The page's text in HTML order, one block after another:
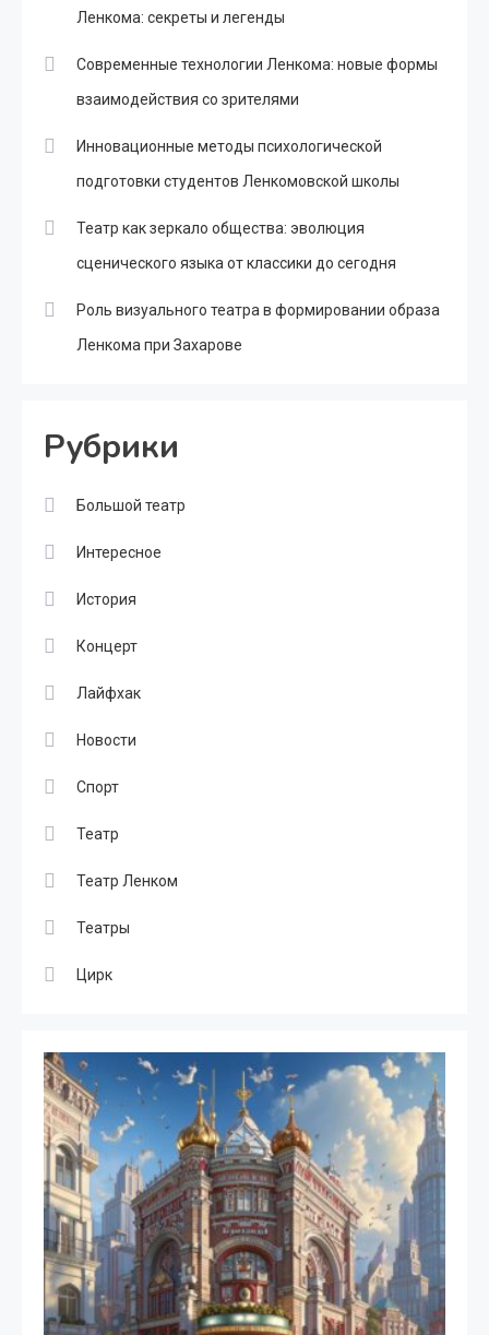
Ленкома: секреты и легенды
Современные технологии Ленкома: новые формы
взаимодействия со зрителями
Инновационные методы психологической
подготовки студентов Ленкомовской школы
Театр как зеркало общества: эволюция
сценического языка от классики до сегодня
Роль визуального театра в формировании образа
Ленкома при Захарове
Рубрики
Большой театр
Интересное
История
Концерт
Лайфхак
Новости
Спорт
Театр
Театр Ленком
Театры
Цирк